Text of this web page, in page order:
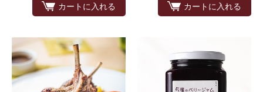
カートに入れる カートに入れる